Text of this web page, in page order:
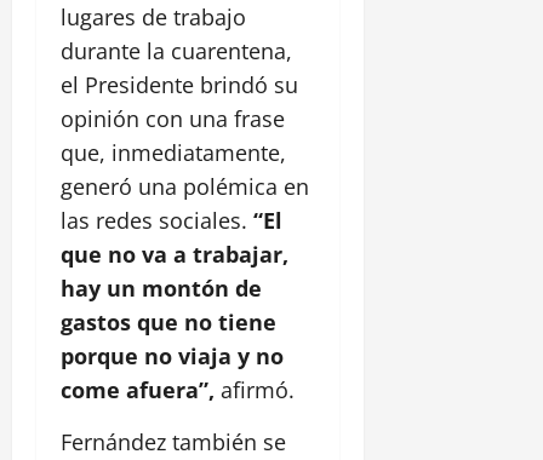
lugares de trabajo
durante la cuarentena,
el Presidente brindó su
opinión con una frase
que, inmediatamente,
generó una polémica en
las redes sociales. “El
que no va a trabajar,
hay un montón de
gastos que no tiene
porque no viaja y no
come afuera”, afirmó.
Fernández también se